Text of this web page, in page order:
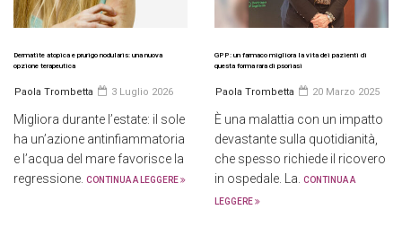
a
i
n
n
Dermatite atopica e prurigo nodularis: una nuova
opzione terapeutica
Paola Trombetta 3 Luglio 2026
Migliora durante l’estate: il sole
ha un’azione antinfiammatoria
e l’acqua del mare favorisce la
regressione. CONTINUA A LEGGERE
GPP: un farmaco migliora la vita dei pazienti di
questa forma rara di psoriasi
Paola Trombetta 20 Marzo 2025
È una malattia con un impatto
devastante sulla quotidianità,
che spesso richiede il ricovero
in ospedale. La. CONTINUA A
LEGGERE